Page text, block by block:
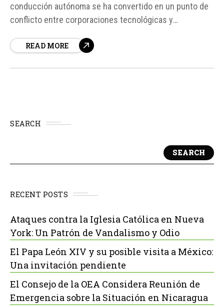
conducción autónoma se ha convertido en un punto de
conflicto entre corporaciones tecnológicas y
particular, ha sido acusada de proporcionar datos de
READ MORE
SEARCH
SEARCH
RECENT POSTS
Ataques contra la Iglesia Católica en Nueva
York: Un Patrón de Vandalismo y Odio
El Papa León XIV y su posible visita a México:
Una invitación pendiente
El Consejo de la OEA Considera Reunión de
Emergencia sobre la Situación en Nicaragua